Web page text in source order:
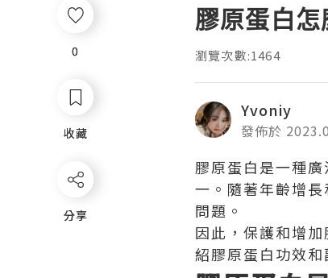
0
收藏
分享
膠原蛋白
瀏覽次數:1464
Yvoniy
發佈於
膠原蛋白是一種
一。隨著年齡增
問題。
因此，保護和增
紹膠原蛋白功效
0
收藏
分享